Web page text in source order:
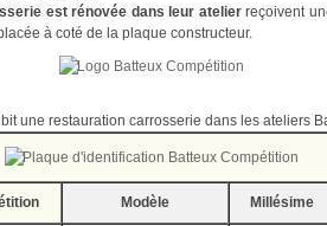
est rénovée dans leur atelierreçoivent
à coté de la plaque constructeur.
une restauration carrosserie dans les ateliers
Modèle Millésime